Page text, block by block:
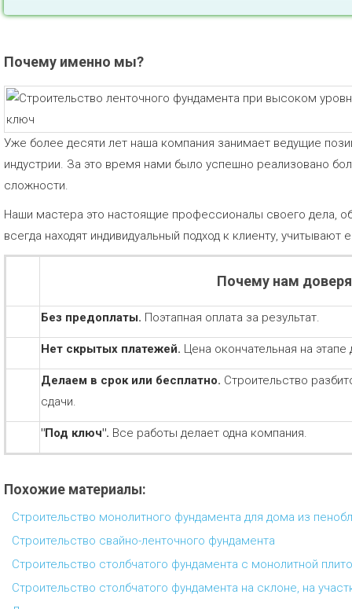
Почему именно мы?
Уже более десяти лет наша компания занимает ведущие
индустрии. За это время нами было успешно реализовано
сложности.
Наши мастера это настоящие профессионалы своего дела,
всегда находят индивидуальный подход к клиенту, учитывают
Почему нам
Без предоплаты. Поэтапная оплата за результат.
Нет скрытых платежей. Цена окончательная на этапе
Делаем в срок или бесплатно. Строительство
сдачи.
"Под ключ". Все работы делает одна компания.
Похожие материалы:
Строительство монолитного фундамента для дома из
Строительство свайно-ленточного фундамента
Строительство столбчатого фундамента с монолитной
Строительство столбчатого фундамента на склоне, на